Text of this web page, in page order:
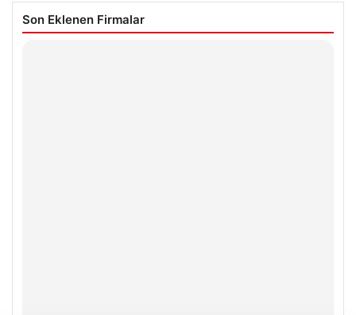
Son Eklenen Firmalar